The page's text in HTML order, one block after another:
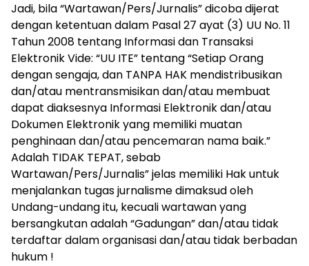
Jadi, bila “Wartawan/Pers/Jurnalis” dicoba dijerat
dengan ketentuan dalam Pasal 27 ayat (3) UU No. 11
Tahun 2008 tentang Informasi dan Transaksi
Elektronik Vide: “UU ITE” tentang “Setiap Orang
dengan sengaja, dan TANPA HAK mendistribusikan
dan/atau mentransmisikan dan/atau membuat
dapat diaksesnya Informasi Elektronik dan/atau
Dokumen Elektronik yang memiliki muatan
penghinaan dan/atau pencemaran nama baik.”
Adalah TIDAK TEPAT, sebab
Wartawan/Pers/Jurnalis” jelas memiliki Hak untuk
menjalankan tugas jurnalisme dimaksud oleh
Undang-undang itu, kecuali wartawan yang
bersangkutan adalah “Gadungan” dan/atau tidak
terdaftar dalam organisasi dan/atau tidak berbadan
hukum !